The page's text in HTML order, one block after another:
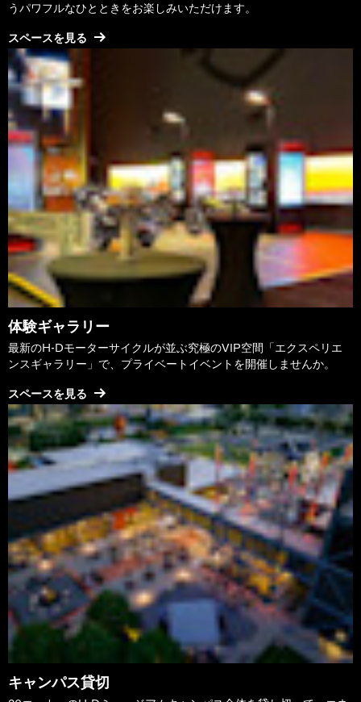
うパワフルなひとときをお楽しみいただけます。
スペースを見る
体験ギャラリー
最新のH-Dモーターサイクルが並ぶ究極のVIP空間「エクスペリエ
ンスギャラリー」で、プライベートイベントを開催しませんか。
スペースを見る
キャンパス貸切